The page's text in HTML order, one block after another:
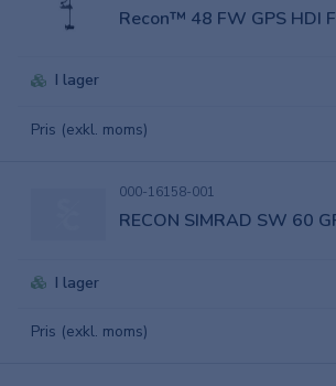
Recon™ 48 FW GPS HDI
I lager
Pris (exkl. moms)
000-16158-001
RECON SIMRAD SW 60
I lager
Pris (exkl. moms)